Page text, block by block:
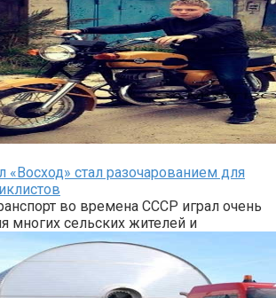
«Восход» стал разочарованием для
во времена СССР играл очень
многих сельских жителей и